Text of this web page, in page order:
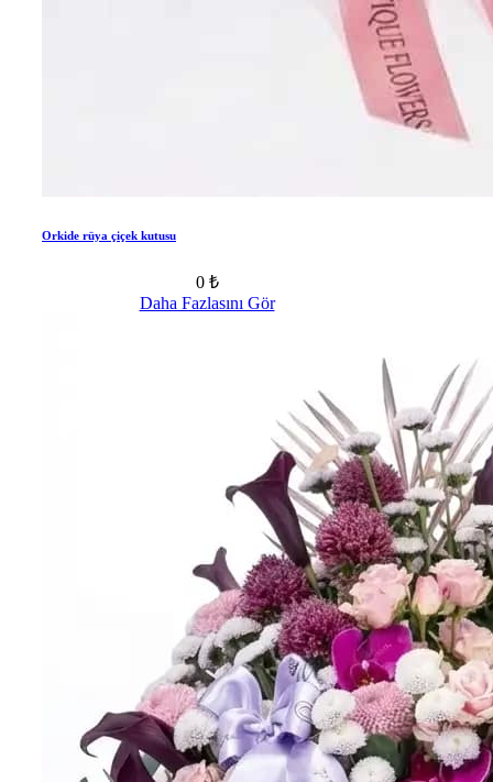
Orkide rüya çiçek kutusu
0 ₺
Daha Fazlasını Gör